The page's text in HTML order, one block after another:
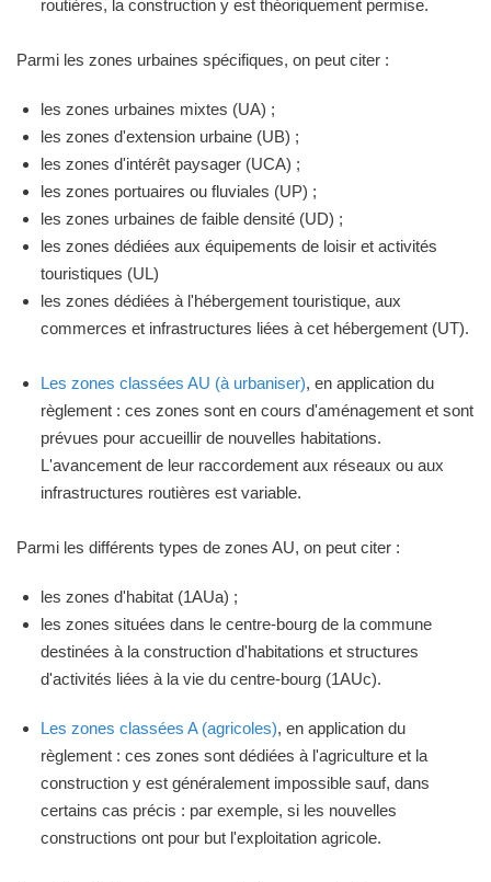
routières, la construction y est théoriquement permise.
Parmi les zones urbaines spécifiques, on peut citer :
les zones urbaines mixtes (UA) ;
les zones d'extension urbaine (UB) ;
les zones d'intérêt paysager (UCA) ;
les zones portuaires ou fluviales (UP) ;
les zones urbaines de faible densité (UD) ;
les zones dédiées aux équipements de loisir et activités
touristiques (UL)
les zones dédiées à l'hébergement touristique, aux
commerces et infrastructures liées à cet hébergement (UT).
Les zones classées AU (à urbaniser), en application du
règlement : ces zones sont en cours d'aménagement et sont
prévues pour accueillir de nouvelles habitations.
L'avancement de leur raccordement aux réseaux ou aux
infrastructures routières est variable.
Parmi les différents types de zones AU, on peut citer :
les zones d'habitat (1AUa) ;
les zones situées dans le centre-bourg de la commune
destinées à la construction d'habitations et structures
d'activités liées à la vie du centre-bourg (1AUc).
Les zones classées A (agricoles), en application du
règlement : ces zones sont dédiées à l'agriculture et la
construction y est généralement impossible sauf, dans
certains cas précis : par exemple, si les nouvelles
constructions ont pour but l'exploitation agricole.